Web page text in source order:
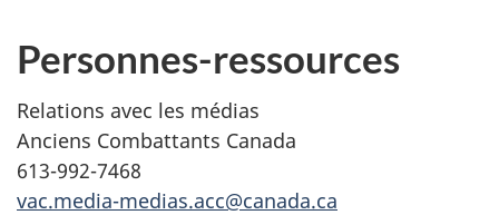
Personnes-ressources
Relations avec les médias
Anciens Combattants Canada
613-992-7468
vac.media-medias.acc@canada.ca